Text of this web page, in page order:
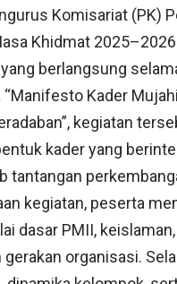
Komisariat (PK)
Khidmat
yang berlangsung
Kader
kegiatan
kader yang
tantangan
kegiatan, peserta
dasar PMII,
organisasi.